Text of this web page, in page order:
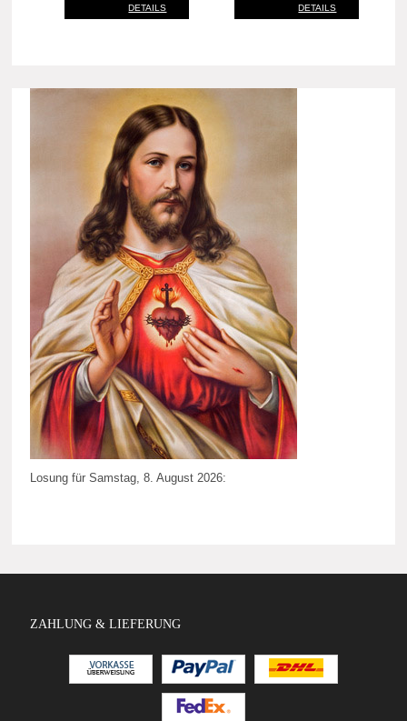
DETAILS DETAILS
Losung für Samstag, 8. August 2026:
ZAHLUNG & LIEFERUNG